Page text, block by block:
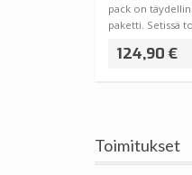
pack on
paketti. Setissä
124,90 €
Toimitukset